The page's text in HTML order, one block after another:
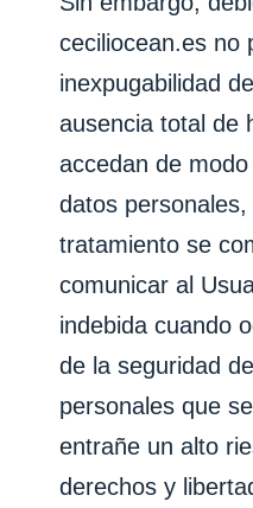
ceciliocean.es no
inexpugabilidad
ausencia total de
accedan de
datos personales,
tratamiento se
comunicar al
indebida cuando
de la seguridad
personales que
entrañe un alto
derechos y